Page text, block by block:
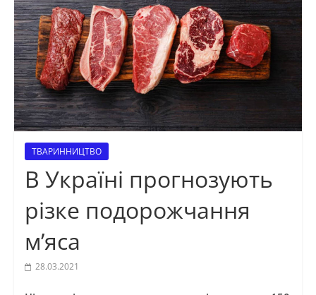
ТВАРИННИЦТВО
В Україні прогнозують
різке подорожчання
м’яса
28.03.2021